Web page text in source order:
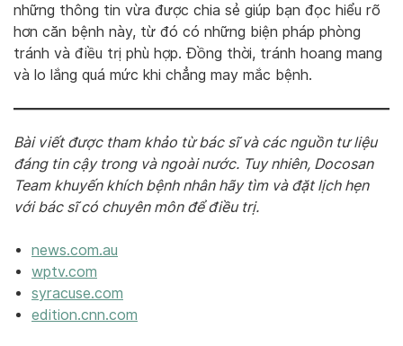
những thông tin vừa được chia sẻ giúp bạn đọc hiểu rõ
hơn căn bệnh này, từ đó có những biện pháp phòng
tránh và điều trị phù hợp. Đồng thời, tránh hoang mang
và lo lắng quá mức khi chẳng may mắc bệnh.
Bài viết được tham khảo từ bác sĩ và các nguồn tư liệu
đáng tin cậy trong và ngoài nước. Tuy nhiên, Docosan
Team khuyến khích bệnh nhân hãy tìm và đặt lịch hẹn
với bác sĩ có chuyên môn để điều trị.
news.com.au
wptv.com
syracuse.com
edition.cnn.com